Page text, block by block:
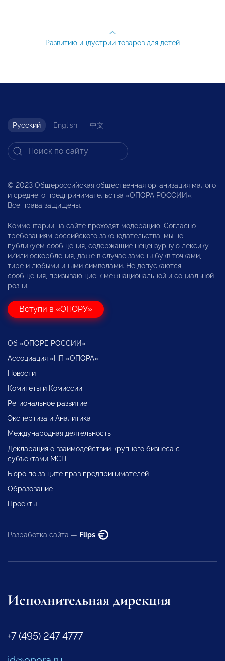
Развитию индустрии товаров для детей
Русский English 中文
© 2023 Общероссийская общественная организация малого
и среднего предпринимательства «ОПОРА РОССИИ».
Все права защищены.
Комментарии на сайте проходят модерацию. Согласно
требованиям российского законодательства, мы не
публикуем сообщения, содержащие нецензурную лексику
и/или оскорбления, даже в случае замены букв точками,
тире и любыми иными символами. Не допускаются
сообщения, призывающие к межнациональной и социальной
розни.
Вступи в «ОПОРУ»
Об «ОПОРЕ РОССИИ»
Ассоциация «НП «ОПОРА»
Новости
Комитеты и Комиссии
Региональное развитие
Экспертиза и Аналитика
Международная деятельность
Декларация о взаимодействии крупного бизнеса с
субъектами МСП
Бюро по защите прав предпринимателей
Образование
Проекты
Разработка сайта — Flips
Исполнительная дирекция
+7 (495) 247 4777